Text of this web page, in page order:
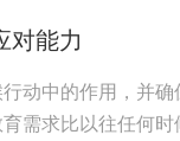
对能力
动中的作用，并确
需求比以往任何时